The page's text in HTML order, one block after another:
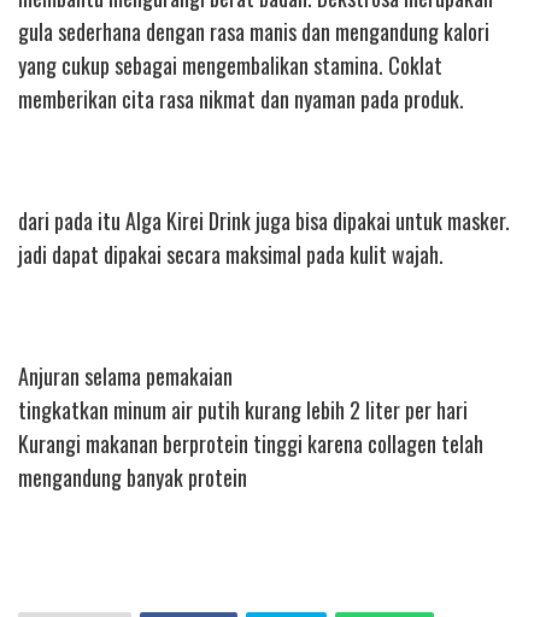
gula sederhana dengan rasa manis dan mengandung kalori
yang cukup sebagai mengembalikan stamina. Coklat
memberikan cita rasa nikmat dan nyaman pada produk.
dari pada itu Alga Kirei Drink juga bisa dipakai untuk masker.
jadi dapat dipakai secara maksimal pada kulit wajah.
Anjuran selama pemakaian
tingkatkan minum air putih kurang lebih 2 liter per hari
Kurangi makanan berprotein tinggi karena collagen telah
mengandung banyak protein